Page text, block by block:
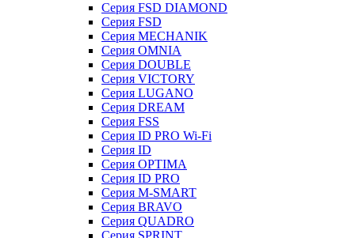
Серия FSD DIAMOND
Серия FSD
Серия MECHANIK
Серия OMNIA
Серия DOUBLE
Серия VICTORY
Серия LUGANO
Серия DREAM
Серия FSS
Серия ID PRO Wi-Fi
Серия ID
Серия OPTIMA
Серия ID PRO
Серия M-SMART
Серия BRAVO
Серия QUADRO
Серия SPRINT